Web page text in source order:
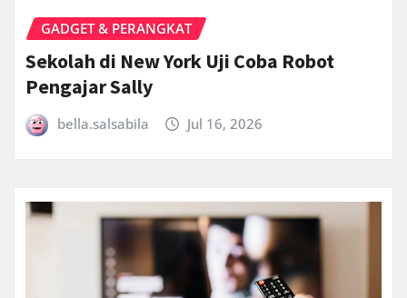
GADGET & PERANGKAT
Sekolah di New York Uji Coba Robot
Pengajar Sally
bella.salsabila Jul 16, 2026